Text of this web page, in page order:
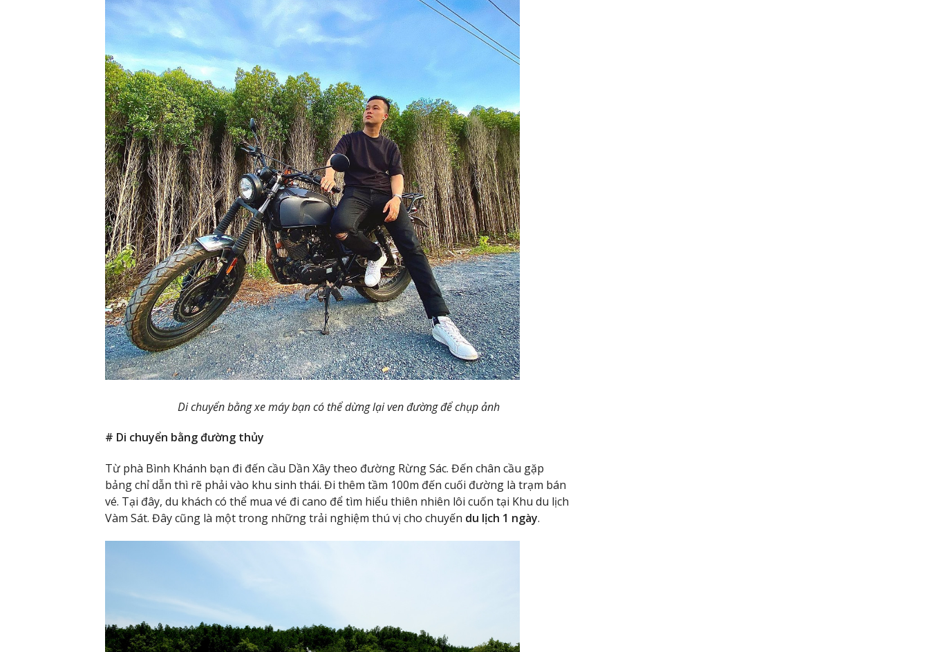
Di chuyển bằng xe máy bạn có thể dừng lại ven đường để chụp ảnh
# Di chuyển bằng đường thủy
Từ phà Bình Khánh bạn đi đến cầu Dần Xây theo đường Rừng Sác. Đến chân cầu gặp
bảng chỉ dẫn thì rẽ phải vào khu sinh thái. Đi thêm tầm 100m đến cuối đường là trạm bán
vé. Tại đây, du khách có thể mua vé đi cano để tìm hiểu thiên nhiên lôi cuốn tại Khu du lịch
Vàm Sát. Đây cũng là một trong những trải nghiệm thú vị cho chuyến du lịch 1 ngày.